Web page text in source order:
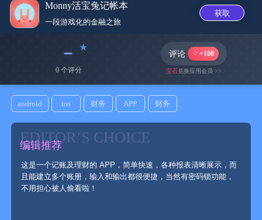
Monny活宝兔记帐本
一段游戏化的金融之旅
获取
﹣
0 个评分
评论 +100
宝石兑换应用会员 >>
android ios 财务 APP 财务
EDITOR’S CHOICE
编辑推荐
这是一个记账及理财的 APP，简单快速，各种报表清晰展示，而
且能建立多个账册，输入和输出都很便捷，当然有密码锁功能，
不用担心被人偷看啦！